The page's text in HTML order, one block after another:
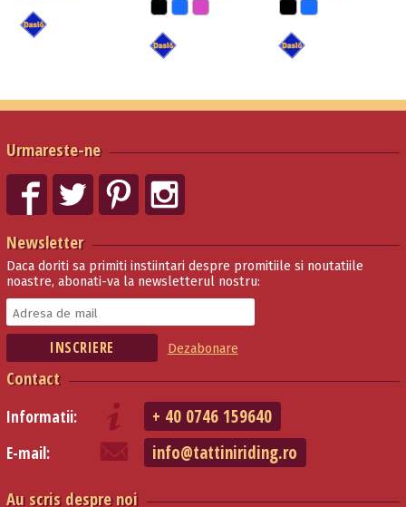
Urmareste-ne
Newsletter
Daca doriti sa primiti instiintari despre promitiile si noutatiile
noastre, abonati-va la newsletterul nostru:
Dezabonare
Contact
Informatii: + 40 0746 159640
E-mail: info@tattiniriding.ro
Au scris despre noi